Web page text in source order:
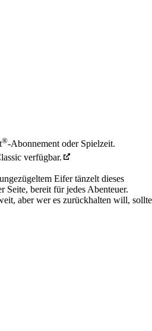
®-Abonnement oder Spielzeit.
verfügbar.
Eifer tänzelt dieses
Seite, bereit für jedes Abenteuer.
aber wer es zurückhalten will, sollte